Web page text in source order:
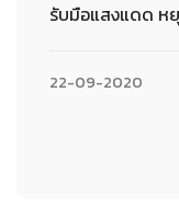
รับมือแสงแดด ห
22-09-2020